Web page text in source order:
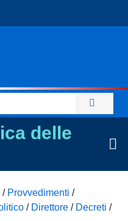
delle
/ Provvedimenti /
/ Direttore / Decreti /